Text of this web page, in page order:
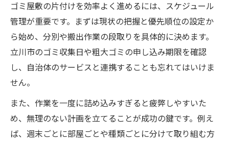
ゴミ屋敷の片付けを効率よく進めるには、スケジュール
管理が重要です。まずは現状の把握と優先順位の設定か
ら始め、分別や搬出作業の段取りを具体的に決めます。
立川市のゴミ収集日や粗大ゴミの申し込み期限を確認
し、自治体のサービスと連携することも忘れてはいけま
せん。
また、作業を一度に詰め込みすぎると疲弊しやすいた
め、無理のない計画を立てることが成功の鍵です。例え
ば、週末ごとに部屋ごとや種類ごとに分けて取り組む方